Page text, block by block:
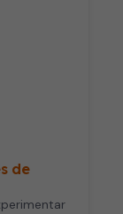
de